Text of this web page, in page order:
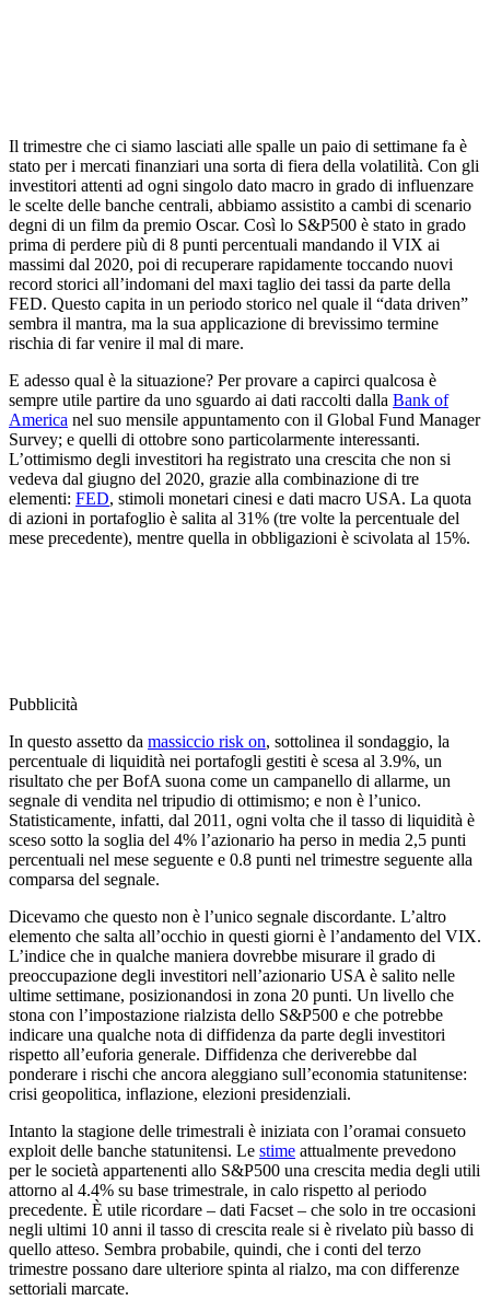
Il trimestre che ci siamo lasciati alle spalle un paio di settimane fa è
stato per i mercati finanziari una sorta di fiera della volatilità. Con gli
investitori attenti ad ogni singolo dato macro in grado di influenzare
le scelte delle banche centrali, abbiamo assistito a cambi di scenario
degni di un film da premio Oscar. Così lo S&P500 è stato in grado
prima di perdere più di 8 punti percentuali mandando il VIX ai
massimi dal 2020, poi di recuperare rapidamente toccando nuovi
record storici all’indomani del maxi taglio dei tassi da parte della
FED. Questo capita in un periodo storico nel quale il “data driven”
sembra il mantra, ma la sua applicazione di brevissimo termine
rischia di far venire il mal di mare.
E adesso qual è la situazione? Per provare a capirci qualcosa è
sempre utile partire da uno sguardo ai dati raccolti dalla Bank of
America nel suo mensile appuntamento con il Global Fund Manager
Survey; e quelli di ottobre sono particolarmente interessanti.
L’ottimismo degli investitori ha registrato una crescita che non si
vedeva dal giugno del 2020, grazie alla combinazione di tre
elementi: FED, stimoli monetari cinesi e dati macro USA. La quota
di azioni in portafoglio è salita al 31% (tre volte la percentuale del
mese precedente), mentre quella in obbligazioni è scivolata al 15%.
Pubblicità
In questo assetto da massiccio risk on, sottolinea il sondaggio, la
percentuale di liquidità nei portafogli gestiti è scesa al 3.9%, un
risultato che per BofA suona come un campanello di allarme, un
segnale di vendita nel tripudio di ottimismo; e non è l’unico.
Statisticamente, infatti, dal 2011, ogni volta che il tasso di liquidità è
sceso sotto la soglia del 4% l’azionario ha perso in media 2,5 punti
percentuali nel mese seguente e 0.8 punti nel trimestre seguente alla
comparsa del segnale.
Dicevamo che questo non è l’unico segnale discordante. L’altro
elemento che salta all’occhio in questi giorni è l’andamento del VIX.
L’indice che in qualche maniera dovrebbe misurare il grado di
preoccupazione degli investitori nell’azionario USA è salito nelle
ultime settimane, posizionandosi in zona 20 punti. Un livello che
stona con l’impostazione rialzista dello S&P500 e che potrebbe
indicare una qualche nota di diffidenza da parte degli investitori
rispetto all’euforia generale. Diffidenza che deriverebbe dal
ponderare i rischi che ancora aleggiano sull’economia statunitense:
crisi geopolitica, inflazione, elezioni presidenziali.
Intanto la stagione delle trimestrali è iniziata con l’oramai consueto
exploit delle banche statunitensi. Le stime attualmente prevedono
per le società appartenenti allo S&P500 una crescita media degli utili
attorno al 4.4% su base trimestrale, in calo rispetto al periodo
precedente. È utile ricordare – dati Facset – che solo in tre occasioni
negli ultimi 10 anni il tasso di crescita reale si è rivelato più basso di
quello atteso. Sembra probabile, quindi, che i conti del terzo
trimestre possano dare ulteriore spinta al rialzo, ma con differenze
settoriali marcate.